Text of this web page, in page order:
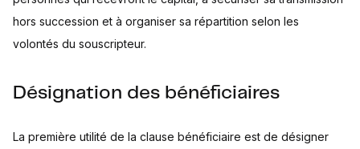
hors succession et à organiser sa répartition selon les
volontés du souscripteur.
Désignation des bénéficiaires
La première utilité de la clause bénéficiaire est de désigner